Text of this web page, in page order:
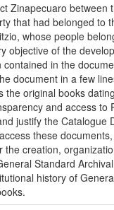
Zinapecuaro
that had belonged to
whose people
of the
in the
document in a few
original books
and access to
justify the Catalogue
these
creation,
Standard
history of